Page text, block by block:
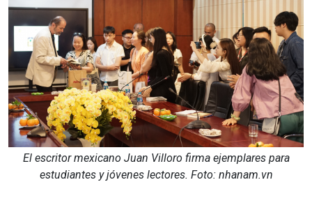
El escritor mexicano Juan Villoro firma ejemplares para
estudiantes y jóvenes lectores. Foto: nhanam.vn